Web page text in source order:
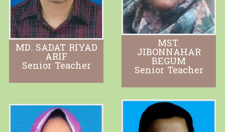
MD. SADAT RIYAD
ARIF
Senior Teacher
MST.
JIBONNAHAR
BEGUM
Senior Teacher